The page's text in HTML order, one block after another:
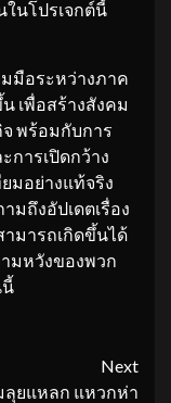
นโปรเจกต์นี้
มือระหว่างภาค
เพื่อสร้างสังคม
พร้อมกับการ
การเปิดกว้าง
มอย่างแท้จริง
มถึงอัปเดตเรื่อง
มารถเกิดขึ้นได้
มหวังของพวก
นี้
Next
ลุยแหลก แหวกห่า